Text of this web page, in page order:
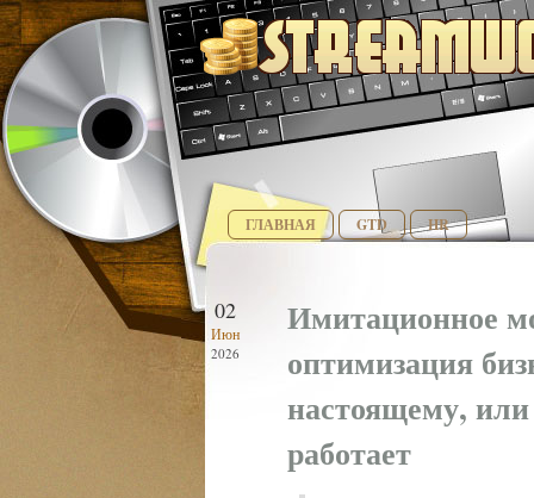
ГЛАВНАЯ GTD HR
02
Июн
2026
Имитационное
оптимизация
настоящему,
работает